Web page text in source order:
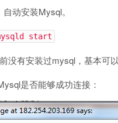
自动安装Mysql。
start
有安装过mysql，基本可
是否能够成功连接：